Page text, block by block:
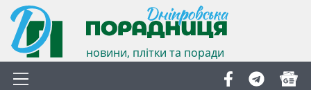
новини, плітки та поради